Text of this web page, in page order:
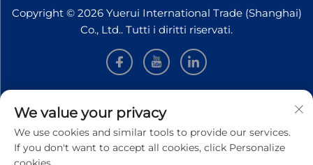
Copyright © 2026 Yuerui International Trade (Shanghai)
Co., Ltd.. Tutti i diritti riservati.
INFORMAZIONI
Iscriviti per ricevere la nostra newsletter settimanale
We value your privacy
We use cookies and similar tools to provide our services.
If you don't want to accept all cookies, click Personalize